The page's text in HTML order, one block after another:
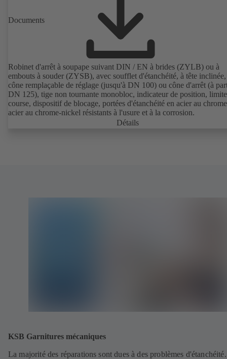
Documents
Robinet d'arrêt à soupape suivant DIN / EN à brides (ZYLB) ou à
embouts à souder (ZYSB), avec soufflet d'étanchéité, à tête
cône remplaçable de réglage (jusqu'à DN 100) ou cône d'arrêt (à
DN 125), tige non tournante monobloc, indicateur de position,
course, dispositif de blocage, portées d'étanchéité en acier au
acier au chrome-nickel résistants à l'usure et à la corrosion.
Détails
KSB Garnitures mécaniques
La majorité des réparations sont dues à des problèmes